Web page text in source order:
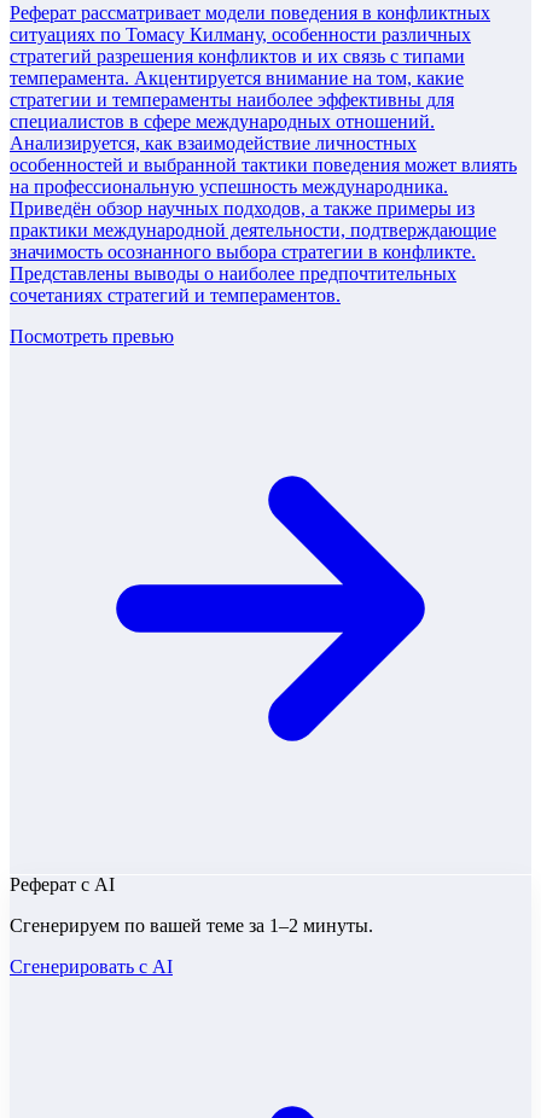
Реферат рассматривает модели поведения в конфликтных
ситуациях по Томасу Килману, особенности различных
стратегий разрешения конфликтов и их связь с типами
темперамента. Акцентируется внимание на том, какие
стратегии и темпераменты наиболее эффективны для
специалистов в сфере международных отношений.
Анализируется, как взаимодействие личностных
особенностей и выбранной тактики поведения может влиять
на профессиональную успешность международника.
Приведён обзор научных подходов, а также примеры из
практики международной деятельности, подтверждающие
значимость осознанного выбора стратегии в конфликте.
Представлены выводы о наиболее предпочтительных
сочетаниях стратегий и темпераментов.
Посмотреть превью
Реферат с AI
Сгенерируем по вашей теме за 1–2 минуты.
Сгенерировать с AI